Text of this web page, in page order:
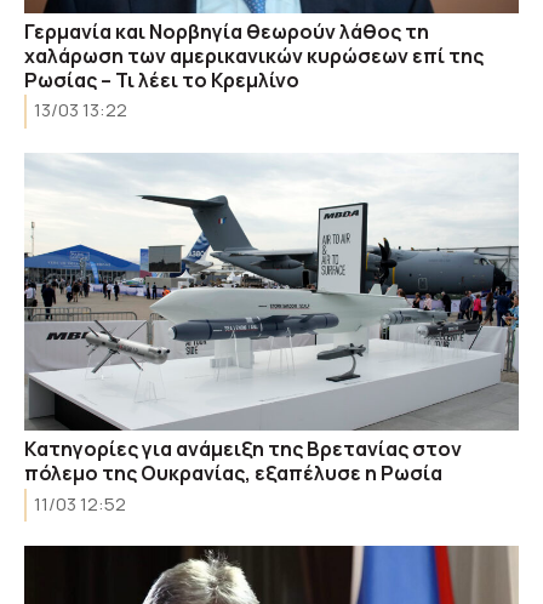
Γερμανία και Νορβηγία θεωρούν λάθος τη
χαλάρωση των αμερικανικών κυρώσεων επί της
Ρωσίας – Τι λέει το Κρεμλίνο
13/03 13:22
Kατηγορίες για ανάμειξη της Βρετανίας στον
πόλεμο της Ουκρανίας, εξαπέλυσε η Ρωσία
11/03 12:52